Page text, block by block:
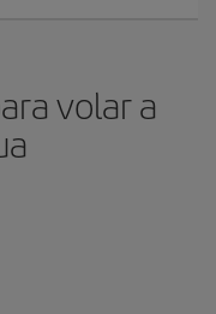
volar a